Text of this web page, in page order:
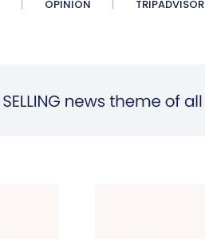
OPINION TRIPADVISOR